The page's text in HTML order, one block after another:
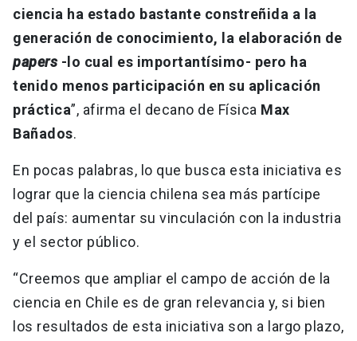
ciencia ha estado bastante constreñida a la
generación de conocimiento, la elaboración de
papers-lo cual es importantísimo- pero ha
tenido menos participación en su aplicación
práctica”, afirma el decano de Física Max
Bañados.
En pocas palabras, lo que busca esta iniciativa es
lograr que la ciencia chilena sea más partícipe
del país: aumentar su vinculación con la industria
y el sector público.
“Creemos que ampliar el campo de acción de la
ciencia en Chile es de gran relevancia y, si bien
los resultados de esta iniciativa son a largo plazo,